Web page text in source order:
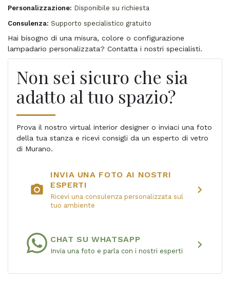
Personalizzazione: Disponibile su richiesta
Consulenza: Supporto specialistico gratuito
Hai bisogno di una misura, colore o configurazione
lampadario personalizzata? Contatta i nostri specialisti.
Non sei sicuro che sia
adatto al tuo spazio?
Prova il nostro virtual interior designer o inviaci una foto
della tua stanza e ricevi consigli da un esperto di vetro
di Murano.
photo_camera
INVIA UNA FOTO AI NOSTRI
ESPERTI
Ricevi una consulenza personalizzata sul
tuo ambiente
chevron_right
CHAT SU WHATSAPP
Invia una foto e parla con i nostri esperti chevron_right